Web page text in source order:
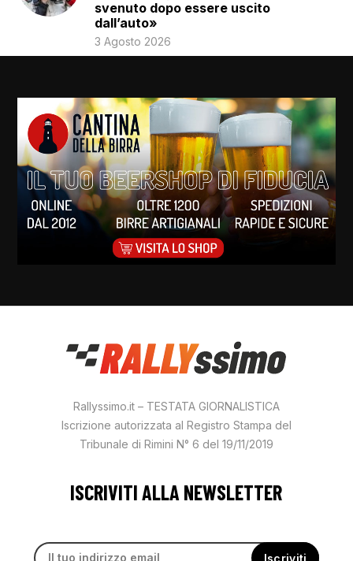
svenuto dopo essere uscito
dall’auto»
3 Agosto 2026
Rallyssimo.it – TESTATA GIORNALISTICA
Iscrizione autorizzata al Registro Stampa del
Tribunale di Rimini N° 6 del 19/11/2019
ISCRIVITI ALLA NEWSLETTER